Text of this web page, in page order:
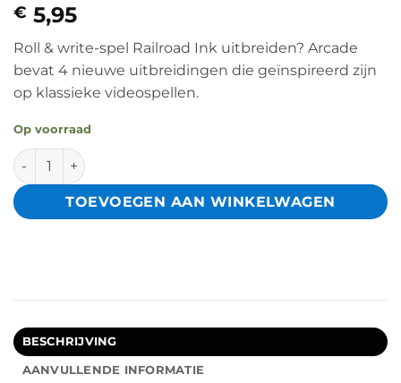
€ 5,95
Roll & write-spel Railroad Ink uitbreiden? Arcade
bevat 4 nieuwe uitbreidingen die geïnspireerd zijn
op klassieke videospellen.
Op voorraad
White Goblin Games Railroad Ink: Arcade uitbreiding
TOEVOEGEN AAN WINKELWAGEN
BESCHRIJVING
AANVULLENDE INFORMATIE